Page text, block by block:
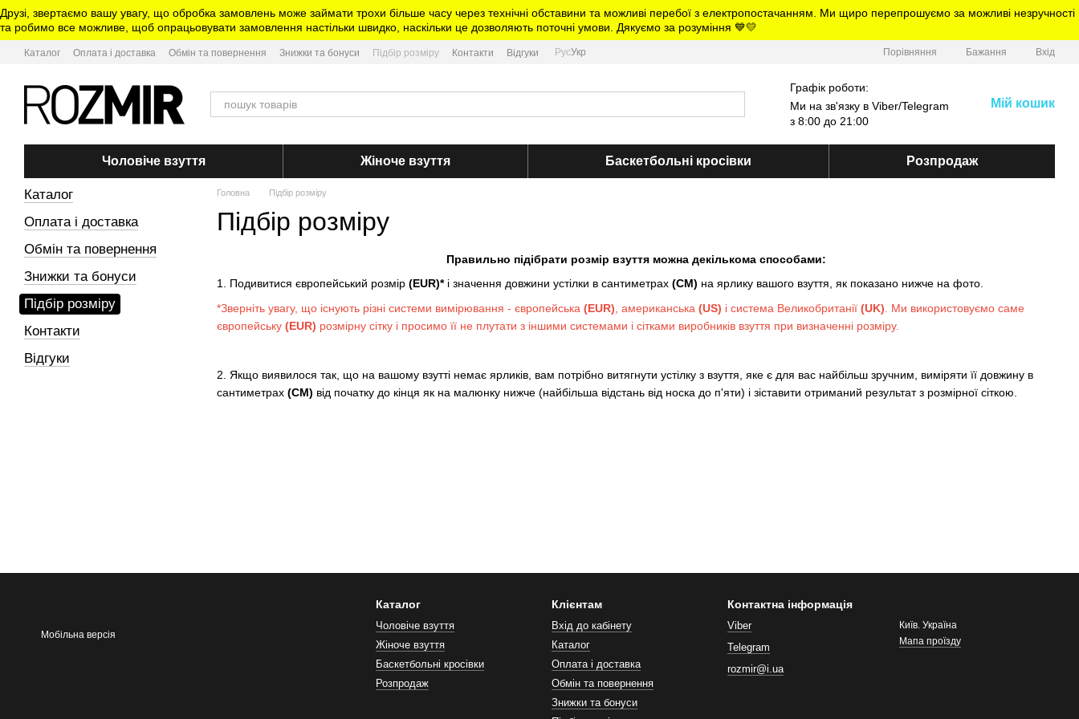
Перейти до основного контенту
Друзі, звертаємо вашу увагу, що обробка замовлень може займати трохи більше часу через технічні обставини та можливі перебої з електропостачанням. Ми щиро перепрошуємо за можливі незручності
та робимо все можливе, щоб опрацьовувати замовлення настільки швидко, наскільки це дозволяють поточні умови. Дякуємо за розуміння 💙💛
Каталог Оплата і доставка Обмін та повернення Знижки та бонуси Підбір розміру Контакти Відгуки РусУкр Порівняння Бажання Вхід
Графік роботи:
Ми на зв'язку в Viber/Telegram
з 8:00 до 21:00
Мій кошик
Чоловіче взуття Жіноче взуття Баскетбольні кросівки Розпродаж
Головна Підбір розміру
Підбір розміру
Правильно підібрати розмір взуття можна декількома способами:
1. Подивитися європейський розмір (EUR)* і значення довжини устілки в сантиметрах (СМ) на ярлику вашого взуття, як показано нижче на фото.
*Зверніть увагу, що існують різні системи вимірювання - європейська (EUR) , американська (US) і система Великобританії (UK) . Ми використовуємо саме
європейську (EUR) розмірну сітку і просимо її не плутати з іншими системами і сітками виробників взуття при визначенні розміру.
2. Якщо виявилося так, що на вашому взутті немає ярликів, вам потрібно витягнути устілку з взуття, яке є для вас найбільш зручним, виміряти її довжину в
сантиметрах (СМ) від початку до кінця як на малюнку нижче (найбільша відстань від носка до п'яти) і зіставити отриманий результат з розмірної сіткою.
Каталог
Оплата і доставка
Обмін та повернення
Знижки та бонуси
Підбір розміру
Контакти
Відгуки
Мобільна версія
Каталог
Чоловіче взуття
Жіноче взуття
Баскетбольні кросівки
Розпродаж
Клієнтам
Вхід до кабінету
Каталог
Оплата і доставка
Обмін та повернення
Знижки та бонуси
Контактна інформація
Viber
Telegram
rozmir@i.ua
Київ. Україна
Мапа проїзду